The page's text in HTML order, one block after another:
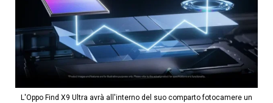
L'Oppo Find X9 Ultra avrà all'interno del suo comparto fotocamere un